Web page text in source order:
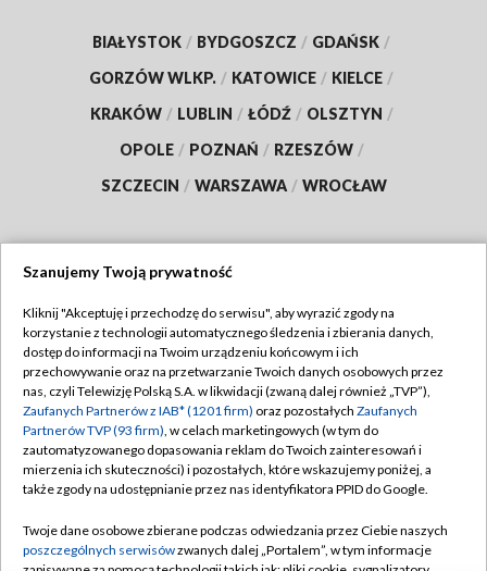
BIAŁYSTOK / BYDGOSZCZ / GDAŃSK /
GORZÓW WLKP. / KATOWICE / KIELCE /
KRAKÓW / LUBLIN / ŁÓDŹ / OLSZTYN /
OPOLE / POZNAŃ / RZESZÓW /
SZCZECIN / WARSZAWA / WROCŁAW
TVP
Abonament TVP
Emisja w TVP
Centrum informacji TVP
Naziemna Telewizja Cyfrowa
Rada Programowa
Regulamin TVP
Polityka prywatności
Moje zgody
Pomoc
Kontakt
Szanujemy Twoją prywatność
Kliknij "Akceptuję i przechodzę do serwisu", aby wyrazić zgody na
korzystanie z technologii automatycznego śledzenia i zbierania danych,
dostęp do informacji na Twoim urządzeniu końcowym i ich
przechowywanie oraz na przetwarzanie Twoich danych osobowych przez
nas, czyli Telewizję Polską S.A. w likwidacji (zwaną dalej również „TVP”),
Zaufanych Partnerów z IAB* (1201 firm) oraz pozostałych Zaufanych
Partnerów TVP (93 firm), w celach marketingowych (w tym do
zautomatyzowanego dopasowania reklam do Twoich zainteresowań i
mierzenia ich skuteczności) i pozostałych, które wskazujemy poniżej, a
także zgody na udostępnianie przez nas identyfikatora PPID do Google.
Twoje dane osobowe zbierane podczas odwiedzania przez Ciebie naszych
poszczególnych serwisówzwanych dalej „Portalem”, w tym informacje